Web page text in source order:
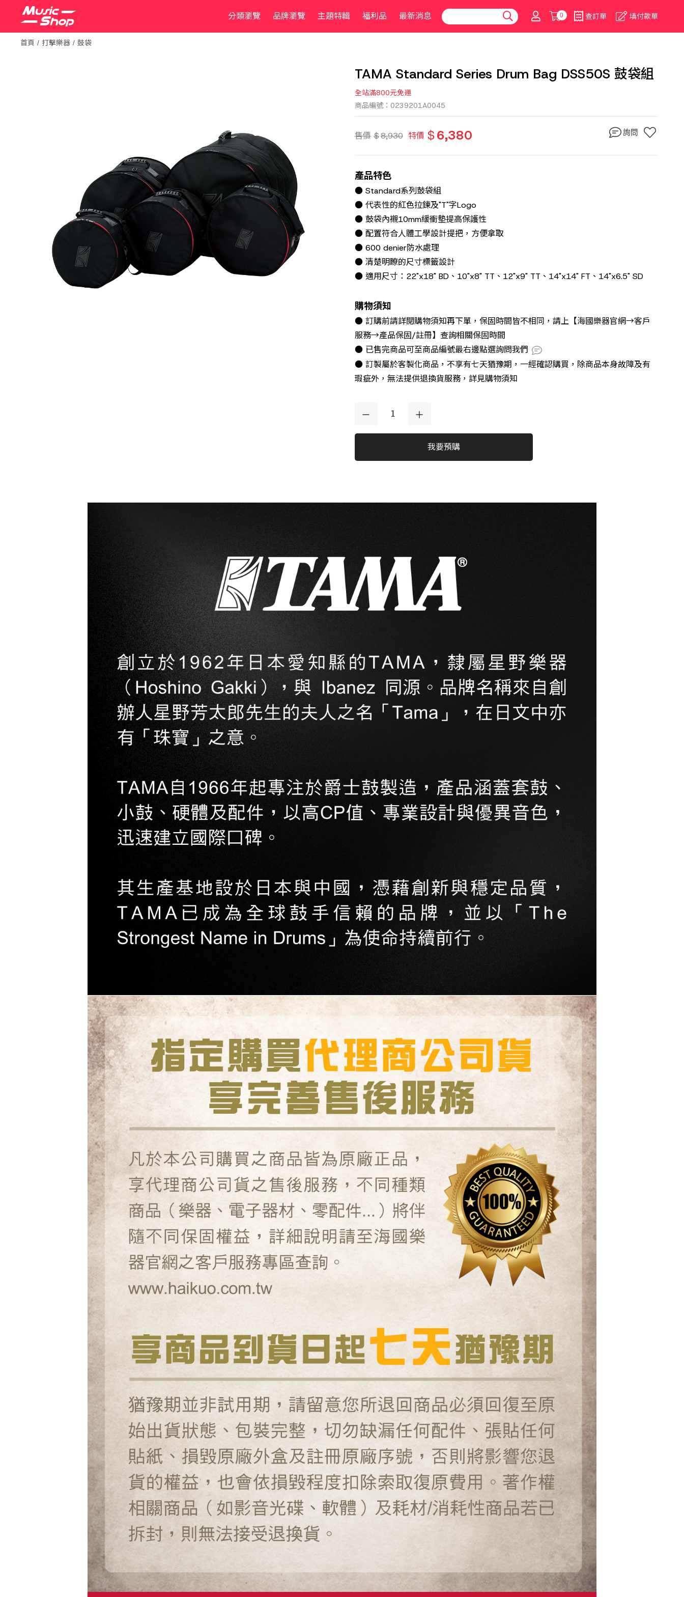
分類瀏覽 品牌瀏覽 主題特輯 福利品 最新消息 0 查訂單 填付款單
首頁 打擊樂器 鼓袋
TAMA Standard Series Drum Bag DSS50S 鼓袋組
全站滿800元免運
商品編號：0239201A0045
售價 $8,930 特價 $6,380 詢問
產品特色
● Standard系列鼓袋組
● 代表性的紅色拉鍊及"T"字Logo
● 鼓袋內襯10mm緩衝墊提高保護性
● 配置符合人體工學設計提把，方便拿取
● 600 denier防水處理
● 清楚明瞭的尺寸標籤設計
● 適用尺寸：22"x18" BD、10"x8" TT、12"x9" TT、14"x14" FT、14"x6.5" SD
購物須知
● 訂購前請詳閱購物須知再下單，保固時間皆不相同，請上【海國樂器官網→客戶
服務→產品保固/註冊】查詢相關保固時間
● 已售完商品可至商品編號最右邊點選詢問我們
● 訂製屬於客製化商品，不享有七天猶豫期，一經確認購買，除商品本身故障及有
瑕疵外，無法提供退換貨服務，詳見購物須知
我要預購